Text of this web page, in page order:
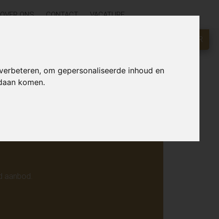
om gepersonaliseerde inhoud en
komen.
OVER ONS CONTACT VACATURE
KLIK HIER
online.
aanbod.